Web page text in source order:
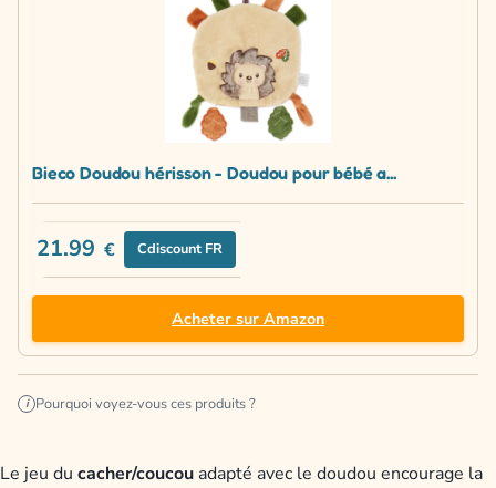
Bieco Doudou hérisson - Doudou pour bébé a...
21.99 € Cdiscount FR
Acheter sur Amazon
i Pourquoi voyez-vous ces produits ?
Le jeu du cacher/coucou adapté avec le doudou encourage la